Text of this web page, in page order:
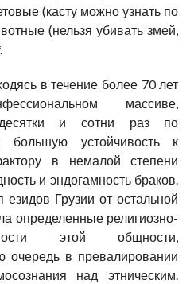
(касту можно узнать по
(нельзя убивать змей,
в течение более 70 лет
массиве,
и сотни раз по
большую устойчивость к
в немалой степени
и эндогамность браков.
Грузии от остальной
определенные религиозно-
этой общности,
очередь в превалировании
над этническим.